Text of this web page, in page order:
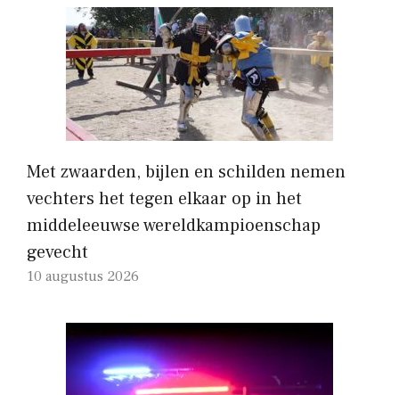
Met zwaarden, bijlen en schilden nemen
vechters het tegen elkaar op in het
middeleeuwse wereldkampioenschap
gevecht
10 augustus 2026